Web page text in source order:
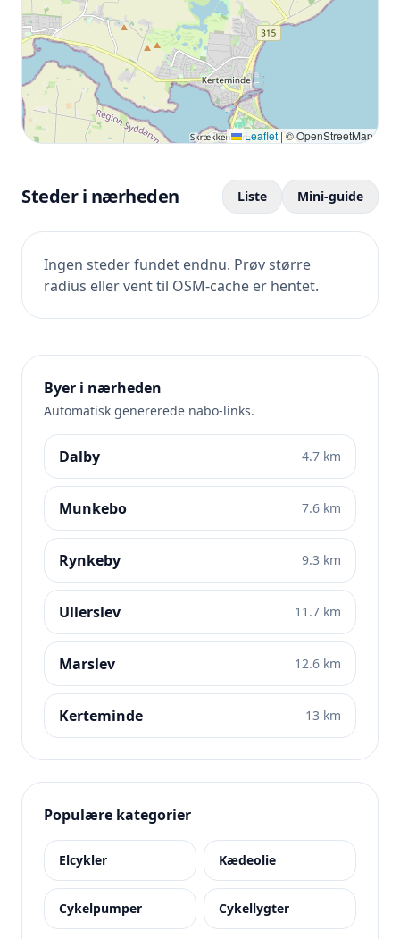
Leaflet | © OpenStreetMap
Steder i nærheden Liste Mini-guide
Ingen steder fundet endnu. Prøv større
radius eller vent til OSM-cache er hentet.
Byer i nærheden
Automatisk genererede nabo-links.
Dalby 4.7 km
Munkebo 7.6 km
Rynkeby 9.3 km
Ullerslev 11.7 km
Marslev 12.6 km
Kerteminde 13 km
Populære kategorier
Elcykler Kædeolie
Cykelpumper Cykellygter